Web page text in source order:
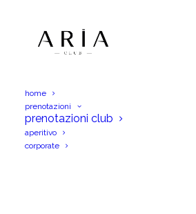
home
prenotazioni
prenotazioni club
aperitivo
corporate
compresspng (1)